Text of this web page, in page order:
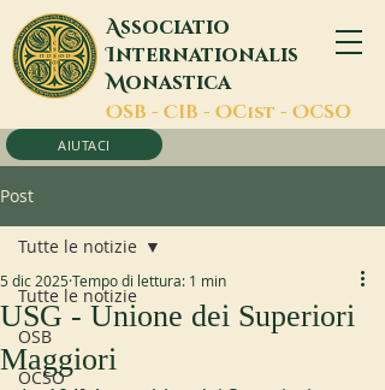
Associatio
Internationalis
Monastica
OSB - CIB - OCist - OCSO
AIUTACI
Post
Tutte le notizie
OSB
OCSO
Tutte le notizie
USG - Unione dei Superiori
Maggiori
5 dic 2025Tempo di lettura: 1 min